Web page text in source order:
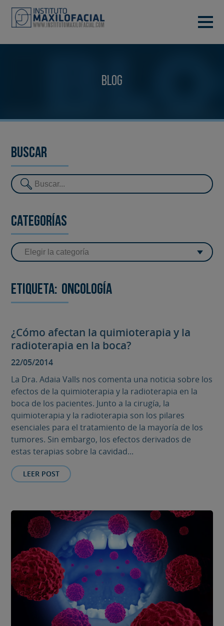
Blog
Buscar
Categorías
Etiqueta: oncología
¿Cómo afectan la quimioterapia y la
radioterapia en la boca?
22/05/2014
La Dra. Adaia Valls nos comenta una noticia sobre los
efectos de la quimioterapia y la radioterapia en la
boca de los pacientes. Junto a la cirugía, la
quimioterapia y la radioterapia son los pilares
esenciales para el tratamiento de la mayoría de los
tumores. Sin embargo, los efectos derivados de
estas terapias sobre la cavidad...
LEER POST